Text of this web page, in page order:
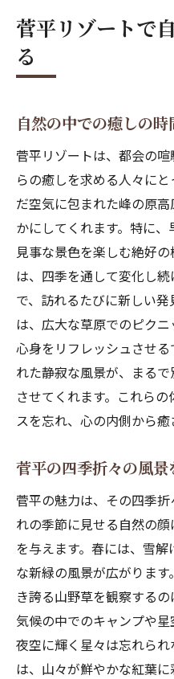
訪れる価値があ
アクティブライフ
秋の紅葉に包ま
冬のスキー場で
四季折々の自然
アクティブライ
峰の原高原でのハイ
ュ
初心者でも楽し
高原の風を感じ
山頂からの絶景
ハイキングの後
峰の原高原での
装備と準備：快
菅平でスキーを楽し
初心者から上級
スキー場での安
スキー用品の選
家族で楽しむス
スキーの後の温
スキーシーズン
高地の清々しい空気
菅平リゾートで
る
自然の中での癒しの時
菅平リゾートは、都会の
らの癒しを求める人々に
だ空気に包まれた峰の原
かにしてくれます。特に
見事な景色を楽しむ絶好
は、四季を通して変化し
で、訪れるたびに新しい
は、広大な草原でのピク
心身をリフレッシュさせ
れた静寂な風景が、まる
させてくれます。これら
スを忘れ、心の内側から癒
菅平の四季折々の風
菅平の魅力は、その四季
れの季節に見せる自然の
を与えます。春には、雪
な新緑の風景が広がりま
き誇る山野草を観察する
気候の中でのキャンプや
夜空に輝く星々は忘れら
は、山々が鮮やかな紅葉